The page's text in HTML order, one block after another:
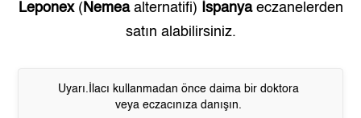
Leponex( Nemeaalternatifi) İspanyaeczanelerden
satın alabilirsiniz.
Uyarı.İlacı kullanmadan önce daima bir doktora
veya eczacınıza danışın.